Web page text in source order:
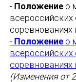
- Положение о
соревнованиях
- Положение о
соревнованиях
(Изменения от